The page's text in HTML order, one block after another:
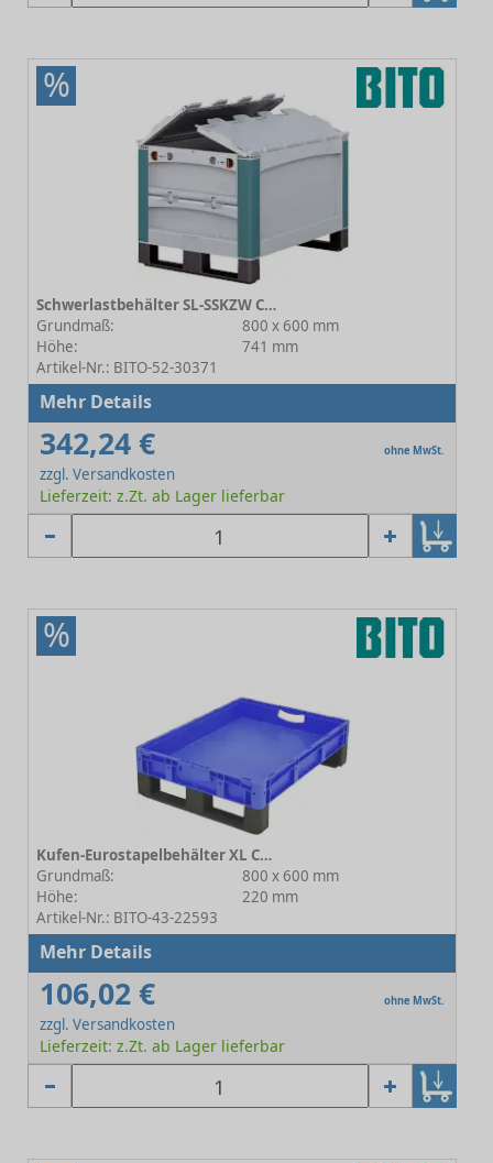
%
Schwerlastbehälter SL-SSKZW C0815-0005
Grundmaß:
800 x 600 mm
Höhe:
741 mm
Artikel-Nr.: BITO-52-30371
Mehr Details
342,24 € ohne MwSt.
zzgl. Versandkosten
Lieferzeit: z.Zt. ab Lager lieferbar
%
Kufen-Eurostapelbehälter XL C0292-0067
Grundmaß:
800 x 600 mm
Höhe:
220 mm
Artikel-Nr.: BITO-43-22593
Mehr Details
106,02 € ohne MwSt.
zzgl. Versandkosten
Lieferzeit: z.Zt. ab Lager lieferbar